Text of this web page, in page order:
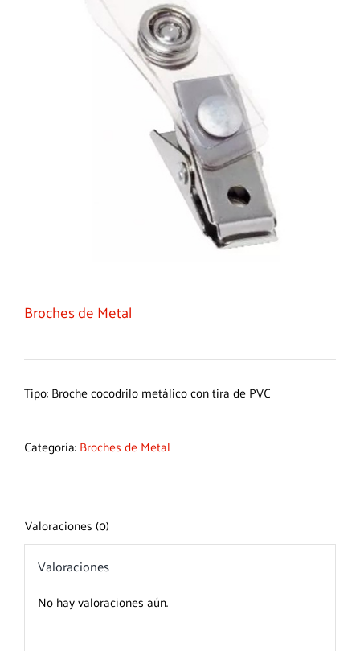
Broches de Metal
Tipo: Broche cocodrilo metálico con tira de PVC
Categoría:Broches de Metal
Valoraciones (0)
Valoraciones
No hay valoraciones aún.